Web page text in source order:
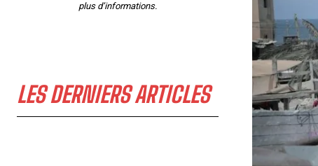
plus d’informations.
LES DERNIERS ARTICLES